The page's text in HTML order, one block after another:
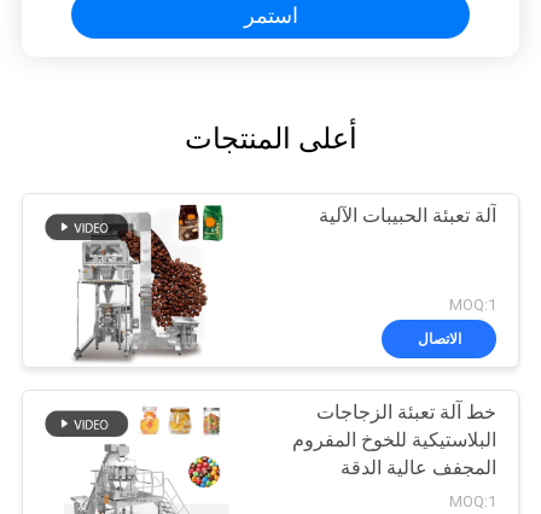
استمر
أعلى المنتجات
آلة تعبئة الحبيبات الآلية
MOQ:1
الاتصال
خط آلة تعبئة الزجاجات
البلاستيكية للخوخ المفروم
المجفف عالية الدقة
MOQ:1